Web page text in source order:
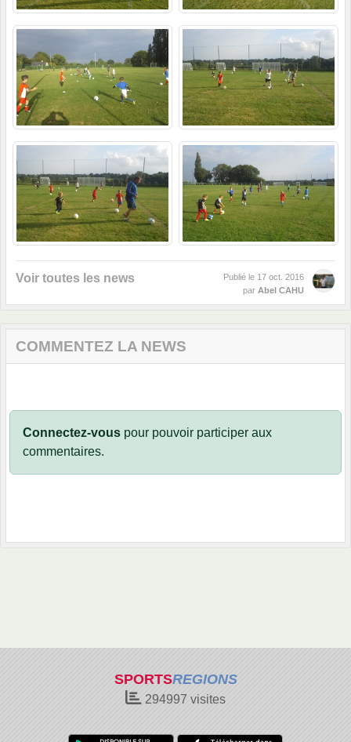
Voir toutes les news Publié le 17 oct. 2016
par Abel CAHU
COMMENTEZ LA NEWS
Connectez-vous pour pouvoir participer aux
commentaires.
SPORTSREGIONS
294997 visites